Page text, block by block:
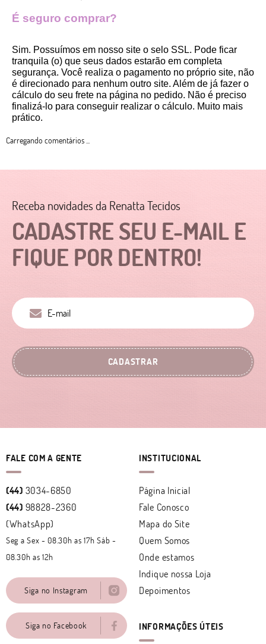
É seguro comprar?
Sim. Possuímos em nosso site o selo SSL. Pode ficar
tranquila (o) que seus dados estarão em completa
segurança. Você realiza o pagamento no próprio site, não
é direcionado para nenhum outro site. Além de já fazer o
cálculo do seu frete na página no pedido. Não é preciso
finalizá-lo para conseguir realizar o cálculo. Muito mais
prático.
Carregando comentários ...
CADASTRE SEU E-MAIL E
FIQUE POR DENTRO!
Receba novidades da Renatta Tecidos
CADASTRAR
FALE COM A GENTE
(44) 3034-6850
(44) 98828-2360
(WhatsApp)
Seg a Sex - 08.30h as 17h Sáb -
08.30h as 12h
Siga no Instagram
Siga no Facebook
INSTITUCIONAL
Página Inicial
Fale Conosco
Mapa do Site
Quem Somos
Onde estamos
Indique nossa Loja
Depoimentos
INFORMAÇÕES ÚTEIS